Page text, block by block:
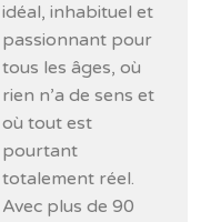
idéal, inhabituel et
passionnant pour
tous les âges, où
rien n’a de sens et
où tout est
pourtant
totalement réel.
Avec plus de 90